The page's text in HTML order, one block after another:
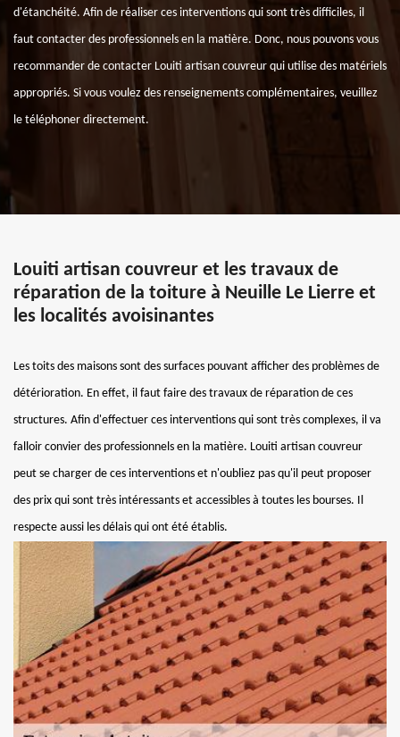
d'étanchéité. Afin de réaliser ces interventions qui sont très difficiles, il
faut contacter des professionnels en la matière. Donc, nous pouvons vous
recommander de contacter Louiti artisan couvreur qui utilise des matériels
appropriés. Si vous voulez des renseignements complémentaires, veuillez
le téléphoner directement.
Louiti artisan couvreur et les travaux de
réparation de la toiture à Neuille Le Lierre et
les localités avoisinantes
Les toits des maisons sont des surfaces pouvant afficher des problèmes de
détérioration. En effet, il faut faire des travaux de réparation de ces
structures. Afin d'effectuer ces interventions qui sont très complexes, il va
falloir convier des professionnels en la matière. Louiti artisan couvreur
peut se charger de ces interventions et n'oubliez pas qu'il peut proposer
des prix qui sont très intéressants et accessibles à toutes les bourses. Il
respecte aussi les délais qui ont été établis.